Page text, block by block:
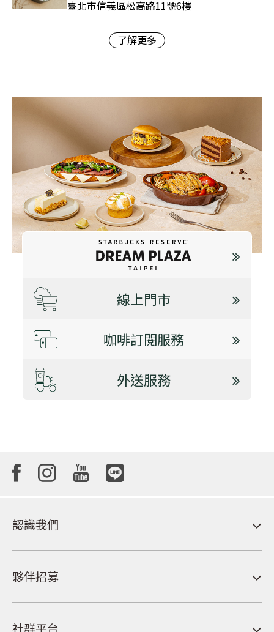
臺北市信義區松高路11號6樓
了解更多
線上門市
咖啡訂閱服務
外送服務
認識我們
夥伴招募
社群平台